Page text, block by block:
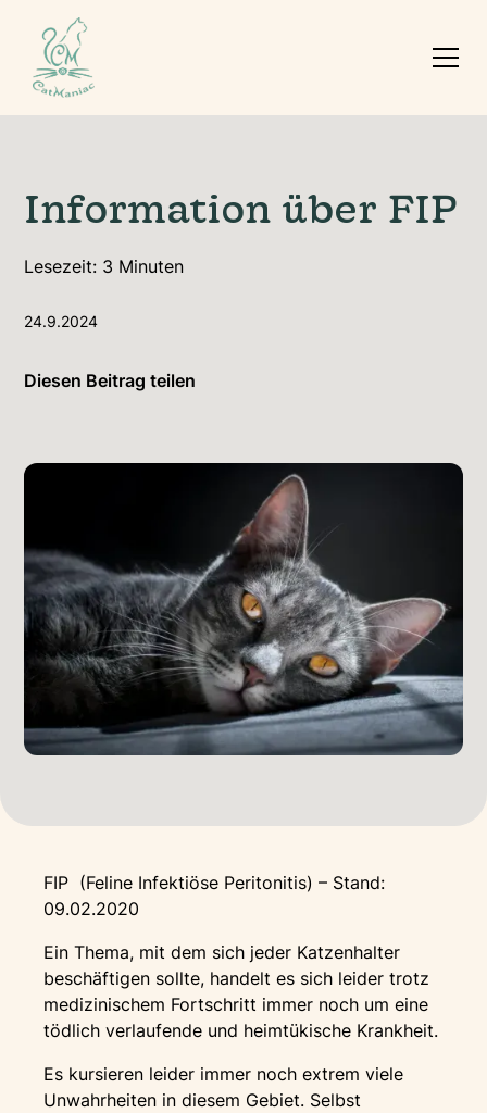
Information über FIP
Lesezeit: 3 Minuten
24.9.2024
Diesen Beitrag teilen
FIP (Feline Infektiöse Peritonitis) – Stand:
09.02.2020
Ein Thema, mit dem sich jeder Katzenhalter
beschäftigen sollte, handelt es sich leider trotz
medizinischem Fortschritt immer noch um eine
tödlich verlaufende und heimtükische Krankheit.
Es kursieren leider immer noch extrem viele
Unwahrheiten in diesem Gebiet. Selbst